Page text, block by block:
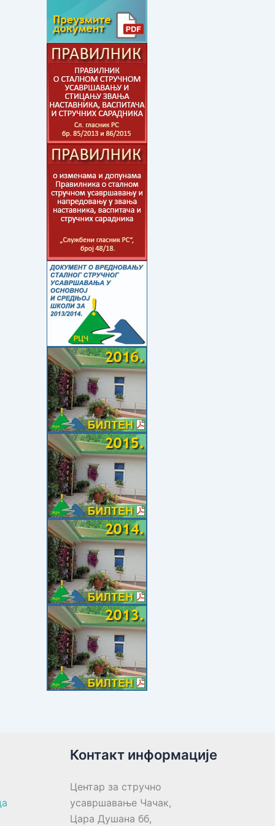
Контакт информације
Центар за стручно
усавршавање Чачак,
Цара Душана бб,